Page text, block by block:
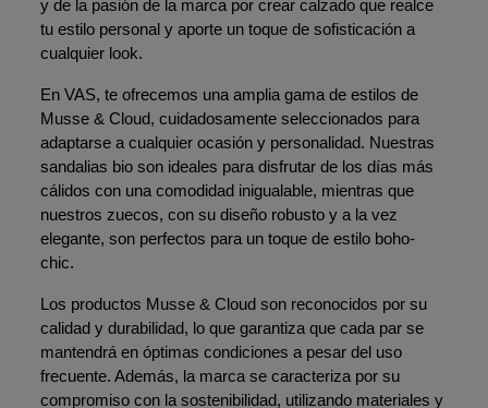
y de la pasión de la marca por crear calzado que realce
tu estilo personal y aporte un toque de sofisticación a
cualquier look.
En VAS, te ofrecemos una amplia gama de estilos de
Musse & Cloud, cuidadosamente seleccionados para
adaptarse a cualquier ocasión y personalidad. Nuestras
sandalias bio son ideales para disfrutar de los días más
cálidos con una comodidad inigualable, mientras que
nuestros zuecos, con su diseño robusto y a la vez
elegante, son perfectos para un toque de estilo boho-
chic.
Los productos Musse & Cloud son reconocidos por su
calidad y durabilidad, lo que garantiza que cada par se
mantendrá en óptimas condiciones a pesar del uso
frecuente. Además, la marca se caracteriza por su
compromiso con la sostenibilidad, utilizando materiales y